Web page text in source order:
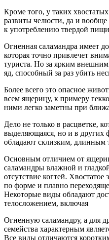
Кроме того, у таких
развиты челюсти, да и вообще
к употреблению твердой
Огненная саламандра имеет
которая точно привлечет
туриста. Но за ярким
яд, способный за раз убить
Более всего это опасное
всем ящерицу, к примеру
ними легко заметны при
Дело не только в расцветке,
выделяющаяся, но и в других
обладают склизким, длинным
Основным отличием от
саламандры влажной и
отсутствие когтей.
по форме и плавно
Некоторые виды обладают
телосложением, включая
Огненную саламандру, а для
семейства характерным
Все виды отличаются